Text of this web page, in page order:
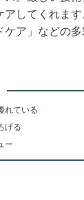
アしてくれま
ケア」などの
れている
げる
ー